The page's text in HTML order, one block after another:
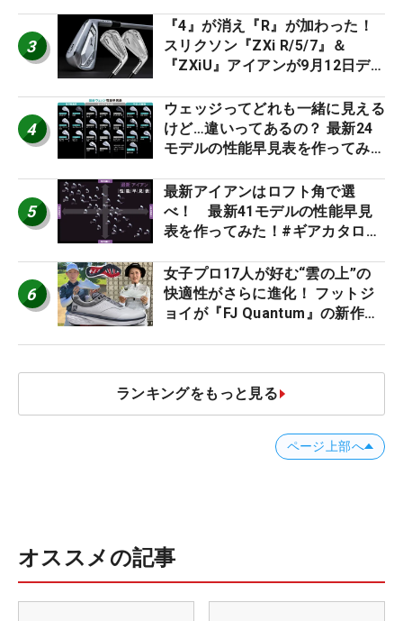
ー』 #女子プロセッティング
3
『4』が消え『R』が加わった！
スリクソン『ZXi R/5/7』＆
『ZXiU』アイアンが9月12日デ
4
ウェッジってどれも一緒に見える
けど…違いってあるの？ 最新24
モデルの性能早見表を作ってみ
5
最新アイアンはロフト角で選
べ！ 最新41モデルの性能早見
表を作ってみた！#ギアカタログ
6
女子プロ17人が好む“雲の上”の
快適性がさらに進化！ フットジ
ョイが『FJ Quantum』の新作を
ランキングをもっと見る
ページ上部へ
オススメの記事